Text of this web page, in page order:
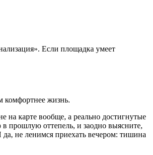
Если площадка умеет
комфортнее жизнь.
карте вообще, а реально достигнутые
в прошлую оттепель, и заодно выясните,
не ленимся приехать вечером: тишина